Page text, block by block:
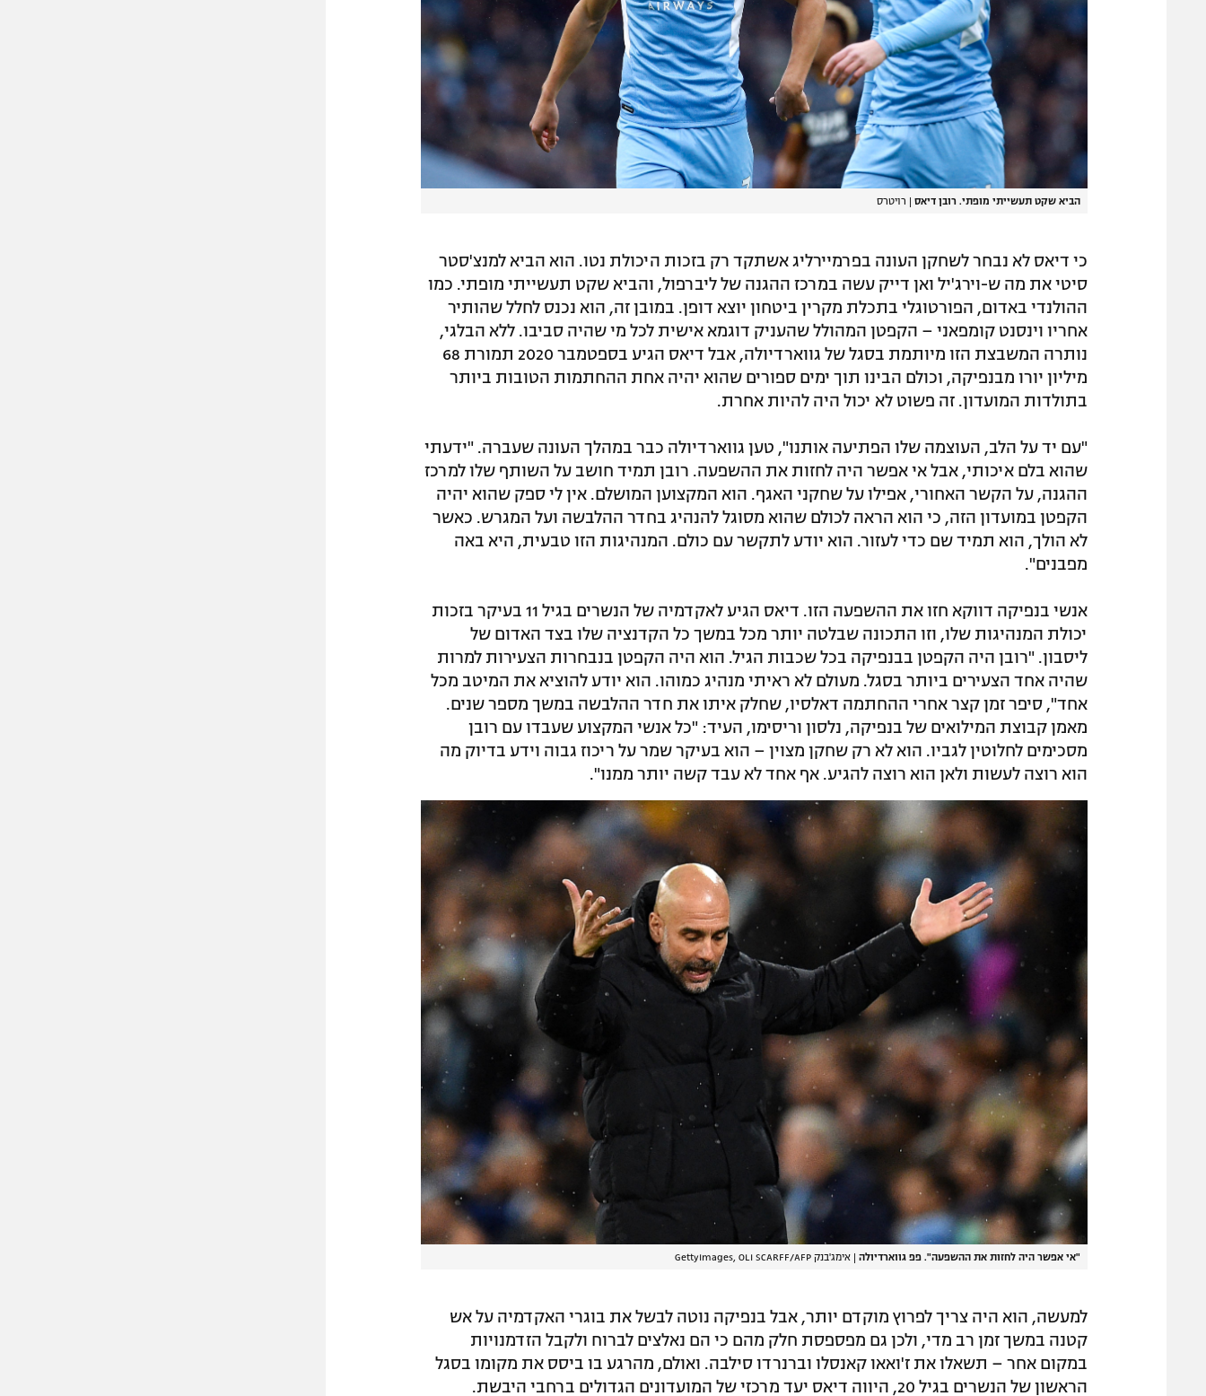
הביא שקט תעשייתי מופתי. רובן דיאס | רויטרס
כי דיאס לא נבחר לשחקן העונה בפרמיירליג אשתקד רק בזכות היכולת נטו. הוא הביא למנצ'סטר
סיטי את מה ש-וירג'יל ואן דייק עשה במרכז ההגנה של ליברפול, והביא שקט תעשייתי מופתי. כמו
ההולנדי באדום, הפורטוגלי בתכלת מקרין ביטחון יוצא דופן. במובן זה, הוא נכנס לחלל שהותיר
אחריו וינסנט קומפאני – הקפטן המהולל שהעניק דוגמא אישית לכל מי שהיה סביבו. ללא הבלגי,
נותרה המשבצת הזו מיותמת בסגל של גווארדיולה, אבל דיאס הגיע בספטמבר 2020 תמורת 68
מיליון יורו מבנפיקה, וכולם הבינו תוך ימים ספורים שהוא יהיה אחת ההחתמות הטובות ביותר
בתולדות המועדון. זה פשוט לא יכול היה להיות אחרת.
"עם יד על הלב, העוצמה שלו הפתיעה אותנו", טען גווארדיולה כבר במהלך העונה שעברה. "ידעתי
שהוא בלם איכותי, אבל אי אפשר היה לחזות את ההשפעה. רובן תמיד חושב על השותף שלו למרכז
ההגנה, על הקשר האחורי, אפילו על שחקני האגף. הוא המקצוען המושלם. אין לי ספק שהוא יהיה
הקפטן במועדון הזה, כי הוא הראה לכולם שהוא מסוגל להנהיג בחדר ההלבשה ועל המגרש. כאשר
לא הולך, הוא תמיד שם כדי לעזור. הוא יודע לתקשר עם כולם. המנהיגות הזו טבעית, היא באה
מפבנים".
אנשי בנפיקה דווקא חזו את ההשפעה הזו. דיאס הגיע לאקדמיה של הנשרים בגיל 11 בעיקר בזכות
יכולת המנהיגות שלו, וזו התכונה שבלטה יותר מכל במשך כל הקדנציה שלו בצד האדום של
ליסבון. "רובן היה הקפטן בבנפיקה בכל שכבות הגיל. הוא היה הקפטן בנבחרות הצעירות למרות
שהיה אחד הצעירים ביותר בסגל. מעולם לא ראיתי מנהיג כמוהו. הוא יודע להוציא את המיטב מכל
אחד", סיפר זמן קצר אחרי ההחתמה דאלסיו, שחלק איתו את חדר ההלבשה במשך מספר שנים.
מאמן קבוצת המילואים של בנפיקה, נלסון וריסימו, העיד: "כל אנשי המקצוע שעבדו עם רובן
מסכימים לחלוטין לגביו. הוא לא רק שחקן מצוין – הוא בעיקר שמר על ריכוז גבוה וידע בדיוק מה
הוא רוצה לעשות ולאן הוא רוצה להגיע. אף אחד לא עבד קשה יותר ממנו".
"אי אפשר היה לחזות את ההשפעה". פפ גווארדיולה | אימג'בנק GettyImages, OLI SCARFF/AFP
למעשה, הוא היה צריך לפרוץ מוקדם יותר, אבל בנפיקה נוטה לבשל את בוגרי האקדמיה על אש
קטנה במשך זמן רב מדי, ולכן גם מפספסת חלק מהם כי הם נאלצים לברוח ולקבל הזדמנויות
במקום אחר – תשאלו את ז'ואאו קאנסלו וברנרדו סילבה. ואולם, מהרגע בו ביסס את מקומו בסגל
הראשון של הנשרים בגיל 20, היווה דיאס יעד מרכזי של המועדונים הגדולים ברחבי היבשת.